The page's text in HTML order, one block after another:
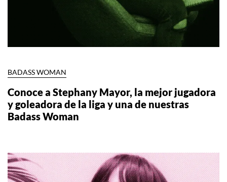
BADASS WOMAN
Conoce a Stephany Mayor, la mejor jugadora
y goleadora de la liga y una de nuestras
Badass Woman